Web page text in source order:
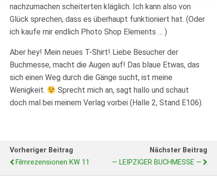
nachzumachen scheiterten kläglich. Ich kann also von
Glück sprechen, dass es überhaupt funktioniert hat. (Oder
ich kaufe mir endlich Photo Shop Elements … )
Aber hey! Mein neues T-Shirt! Liebe Besucher der
Buchmesse, macht die Augen auf! Das blaue Etwas, das
sich einen Weg durch die Gänge sucht, ist meine
Wenigkeit.
Sprecht mich an, sagt hallo und schaut
doch mal bei meinem Verlag vorbei (Halle 2, Stand E106).
Vorheriger Beitrag
Filmrezensionen KW 11
Nächster Beitrag
— LEIPZIGER BUCHMESSE —